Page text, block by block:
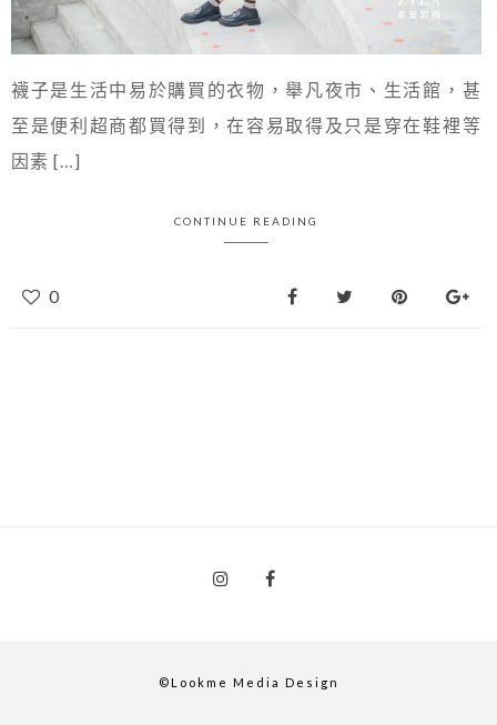
襪子是生活中易於購買的衣物，舉凡夜市、生活館，甚
至是便利超商都買得到，在容易取得及只是穿在鞋裡等
因素 […]
CONTINUE READING
0
©Lookme Media Design